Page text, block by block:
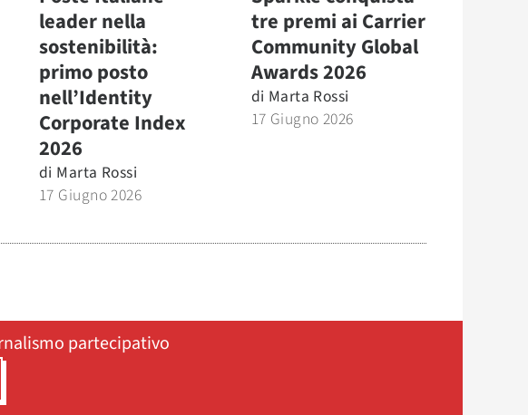
leader nella
sostenibilità:
primo posto
nell’Identity
Corporate Index
2026
di Marta Rossi
17 Giugno 2026
tre premi ai Carrier
Community Global
Awards 2026
di Marta Rossi
17 Giugno 2026
partecipativo